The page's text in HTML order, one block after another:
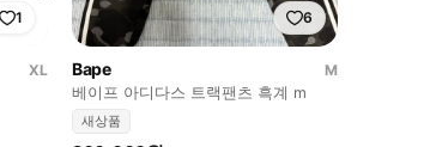
1
XL
6
Bape
M
베이프 아디다스 트랙팬츠 흑계 m
새상품